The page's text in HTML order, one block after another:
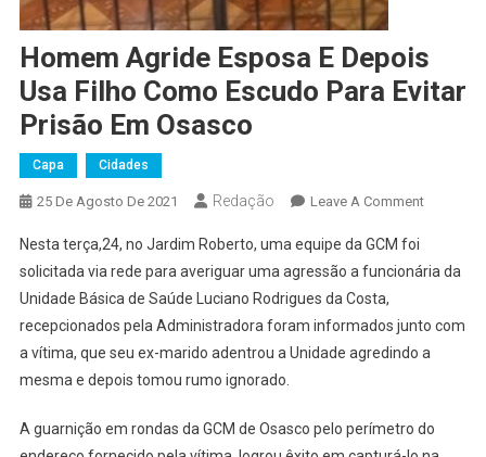
Homem Agride Esposa E Depois
Usa Filho Como Escudo Para Evitar
Prisão Em Osasco
Capa Cidades
25 De Agosto De 2021 Redação Leave A CommentOn
Esposa
Depois
Usa
Escudo
Para
Nesta terça,24, no Jardim Roberto, uma equipe da GCM foi
solicitada via rede para averiguar uma agressão a funcionária da
Unidade Básica de Saúde Luciano Rodrigues da Costa,
recepcionados pela Administradora foram informados junto com
a vítima, que seu ex-marido adentrou a Unidade agredindo a
mesma e depois tomou rumo ignorado.
A guarnição em rondas da GCM de Osasco pelo perímetro do